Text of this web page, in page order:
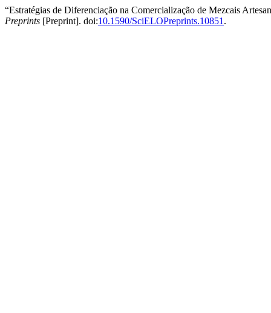
“Estratégias de Diferenciação na Comercialização de Mezcais
Preprints [Preprint]. doi:10.1590/SciELOPreprints.10851 .